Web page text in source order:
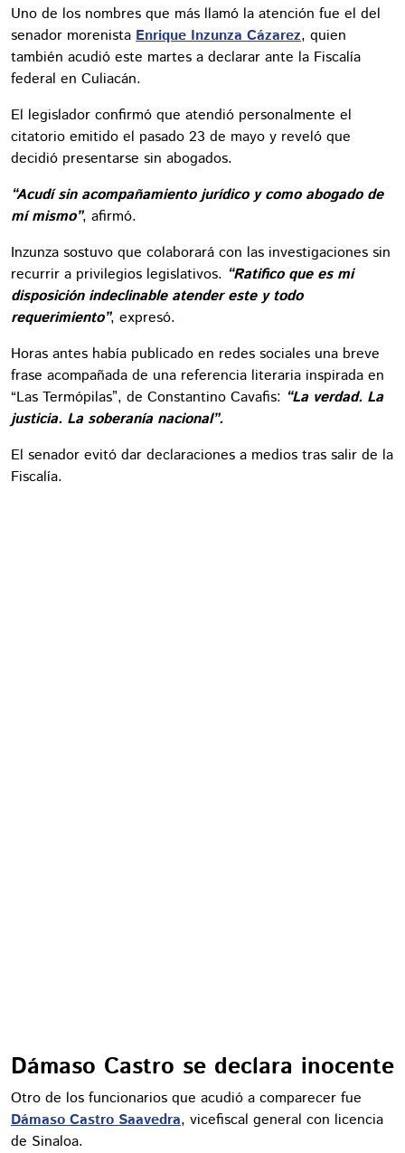
Uno de los nombres que más llamó la atención fue el del
senador morenista Enrique Inzunza Cázarez, quien
también acudió este martes a declarar ante la Fiscalía
federal en Culiacán.
El legislador confirmó que atendió personalmente el
citatorio emitido el pasado 23 de mayo y reveló que
decidió presentarse sin abogados.
“Acudí sin acompañamiento jurídico y como abogado de
mí mismo”, afirmó.
Inzunza sostuvo que colaborará con las investigaciones sin
recurrir a privilegios legislativos. “Ratifico que es mi
disposición indeclinable atender este y todo
requerimiento”, expresó.
Horas antes había publicado en redes sociales una breve
frase acompañada de una referencia literaria inspirada en
“Las Termópilas”, de Constantino Cavafis: “La verdad. La
justicia. La soberanía nacional”.
El senador evitó dar declaraciones a medios tras salir de la
Fiscalía.
Dámaso Castro se declara inocente
Otro de los funcionarios que acudió a comparecer fue
Dámaso Castro Saavedra, vicefiscal general con licencia
de Sinaloa.